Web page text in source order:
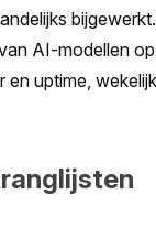
AI-modellen
en uptime,